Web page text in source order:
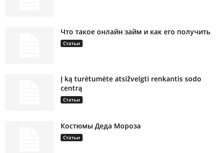
Что такое онлайн займ и как его получить
Статьи
Į ką turėtumėte atsižvelgti renkantis sodo
centrą
Статьи
Костюмы Деда Мороза
Статьи